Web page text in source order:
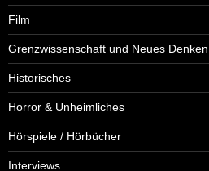
Film
Grenzwissenschaft und Neues Denken
Historisches
Horror & Unheimliches
Hörspiele / Hörbücher
Interviews